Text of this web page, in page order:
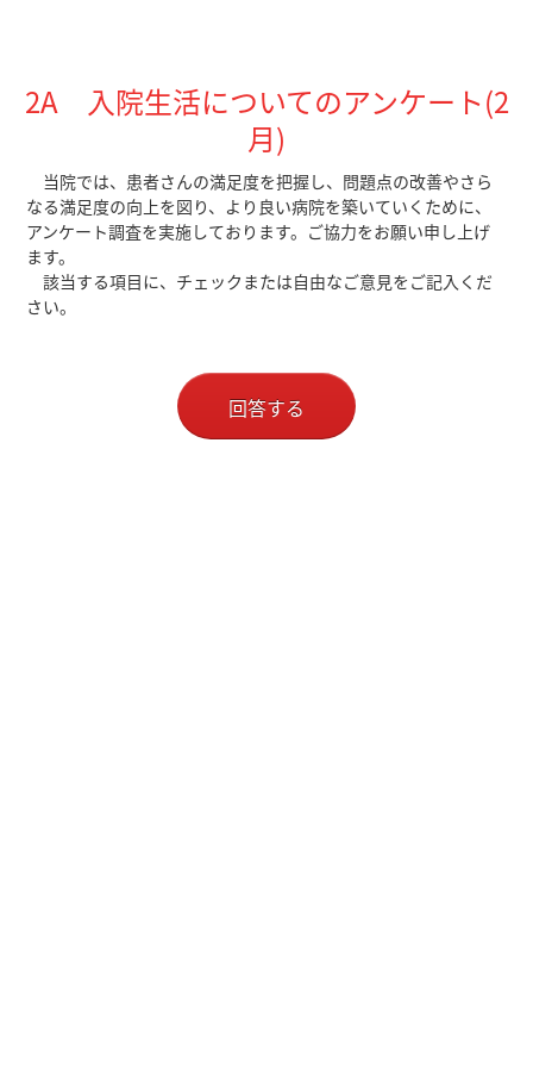
2A 入院生活についてのアンケート(2
月)
当院では、患者さんの満足度を把握し、問題点の改善やさら
なる満足度の向上を図り、より良い病院を築いていくために、
アンケート調査を実施しております。ご協力をお願い申し上げ
ます。
該当する項目に、チェックまたは自由なご意見をご記入くだ
さい。
回答する